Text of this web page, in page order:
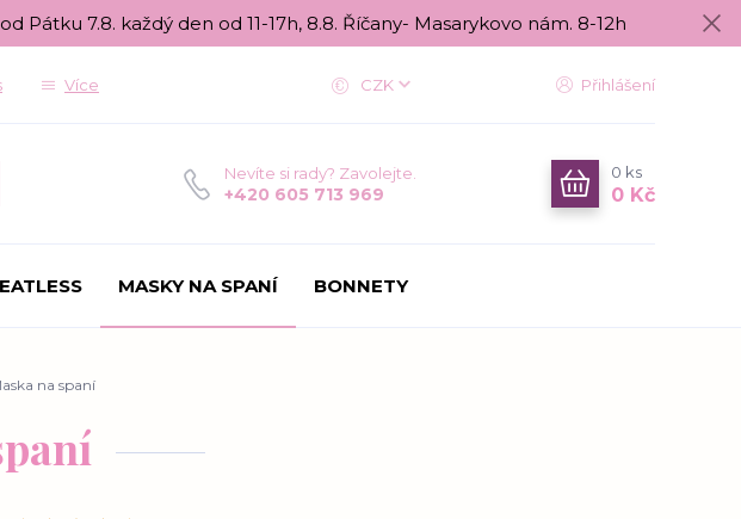
7.8. každý den od 11-17h, 8.8. Říčany- Masarykovo nám. 8-12h
Více CZK Přihlášení
Nevíte si rady? Zavolejte.
+420 605 713 969
0 ks
0 Kč
MASKY NA SPANÍ BONNETY
na spaní